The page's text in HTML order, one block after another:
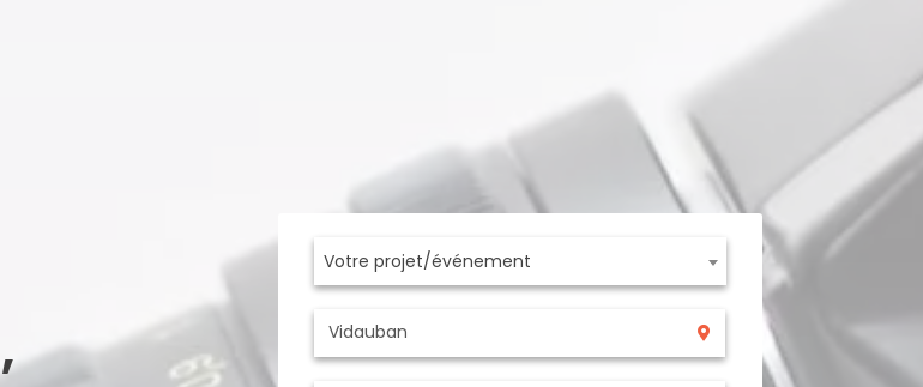
,
Votre projet/événement